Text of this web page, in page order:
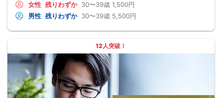
女性 残りわずか 30〜39歳 1,500円
男性 残りわずか 30〜39歳 5,500円
12人突破！